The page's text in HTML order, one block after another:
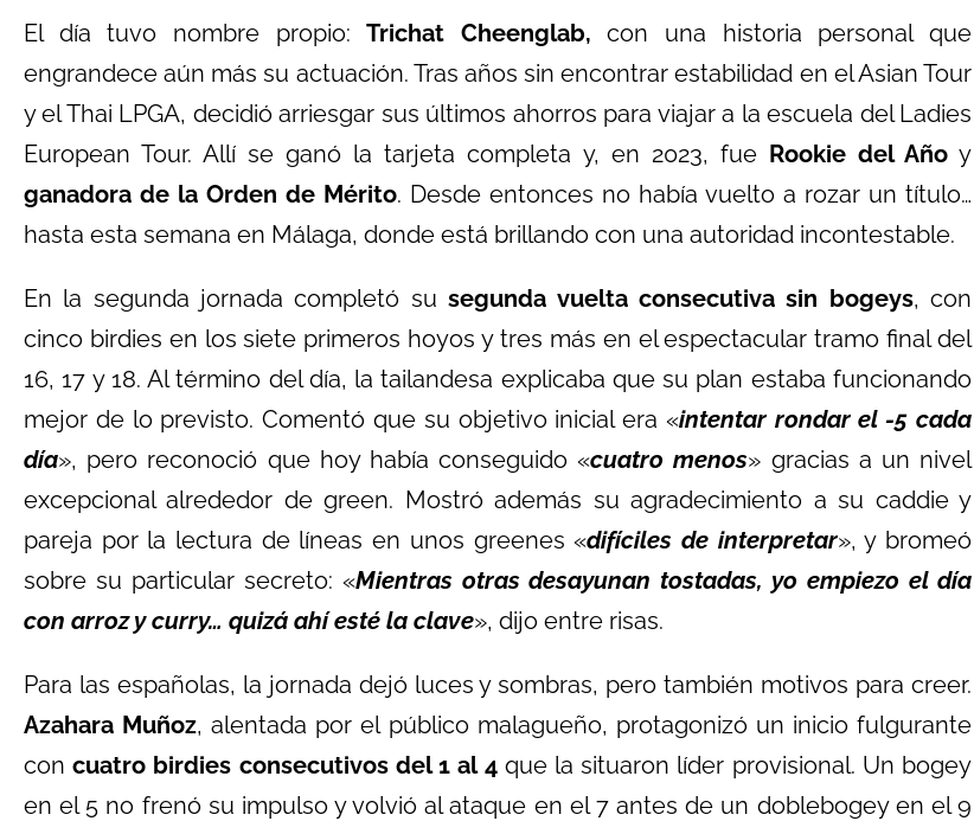
El día tuvo nombre propio:Trichat Cheenglab,con una historia personal que
engrandece aún más su actuación. Tras años sin encontrar estabilidad en el Asian Tour
y el Thai LPGA, decidió arriesgar sus últimos ahorros para viajar a la escuela del Ladies
European Tour. Allí se ganó la tarjeta completa y, en 2023, fue Rookie del Añoy
ganadora de la Orden de Mérito. Desde entonces no había vuelto a rozar un título…
hasta esta semana en Málaga, donde está brillando con una autoridad incontestable.
En la segunda jornada completó susegunda vuelta consecutiva sin bogeys, con
cinco birdies en los siete primeros hoyos y tres más en el espectacular tramo final del
16, 17 y 18. Al término del día, la tailandesa explicaba que su plan estaba funcionando
mejor de lo previsto. Comentó que su objetivo inicial era «intentar rondar el -5 cada
día», pero reconoció que hoy había conseguido«cuatro menos» gracias a un nivel
excepcional alrededor de green. Mostró además su agradecimiento a su caddie y
pareja por la lectura de líneas en unos greenes«difíciles de interpretar», y bromeó
sobre su particular secreto: «Mientras otras desayunan tostadas, yo empiezo el día
con arroz y curry… quizá ahí esté la clave», dijo entre risas.
Para las españolas, la jornada dejó luces y sombras, pero también motivos para creer.
Azahara Muñoz, alentada por el público malagueño, protagonizó un inicio fulgurante
concuatro birdies consecutivos del 1 al 4que la situaron líder provisional. Un bogey
en el 5 no frenó su impulso y volvió al ataque en el 7 antes de un doblebogey en el 9